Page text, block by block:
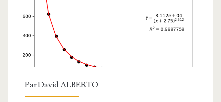
ParDavid ALBERTO